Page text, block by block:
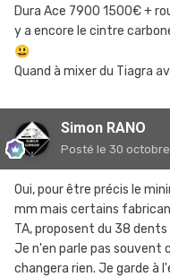
Dura Ace 7900 1500€ +
y a encore le cintre
😃
Quand à mixer du Tiagra
Simon RANO
Posté le 30
Oui, pour être précis le
mm mais certains
TA, proposent du 38 dents
Je n'en parle pas souvent
changera rien. Je garde